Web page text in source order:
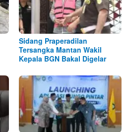
Sidang Praperadilan
Tersangka Mantan Wakil
Kepala BGN Bakal Digelar